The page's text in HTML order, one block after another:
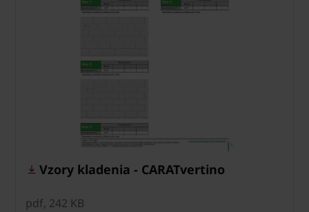
Vzory kladenia - CARATvertino
pdf, 242 KB